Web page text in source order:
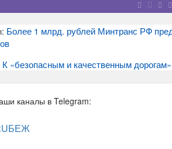
Более 1 млрд. рублей Минтранс РФ
К «безопасным и качественным
каналы в Telegram: